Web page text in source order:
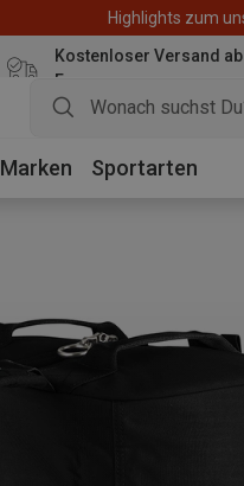
Highlights zum
Kostenloser Versand
Euro
Marken Sportarten